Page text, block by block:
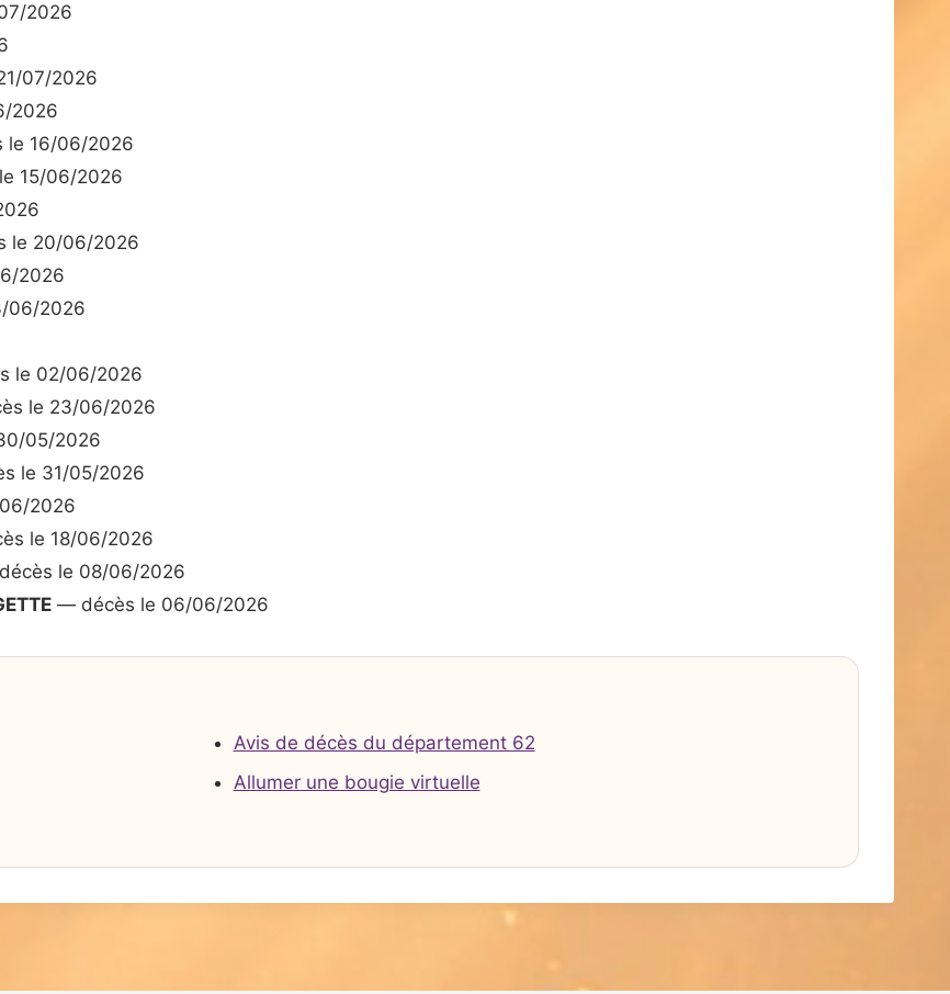
2026
07/2026
2026
16/06/2026
15/06/2026
le 20/06/2026
2026
06/2026
le 02/06/2026
le 23/06/2026
05/2026
le 31/05/2026
2026
le 18/06/2026
le 08/06/2026
— décès le 06/06/2026
Avis de décès du département 62
Allumer une bougie virtuelle